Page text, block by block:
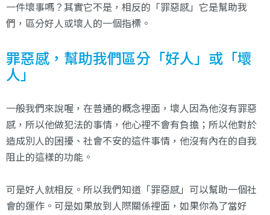
一件壞事嗎？其實它不是，相反的「罪惡感」它是幫助我
們，區分好人或壞人的一個指標。
罪惡感，幫助我們區分「好人」或「壞
人」
一般我們來說喔，在普通的概念裡面，壞人因為他沒有罪惡
感，所以他做犯法的事情，他心裡不會有負擔；所以他對於
造成別人的困擾、社會不安的這件事情，他沒有內在的自我
阻止的這樣的功能。
可是好人就相反。所以我們知道「罪惡感」可以幫助一個社
會的運作。可是如果放到人際關係裡面，如果你為了當好